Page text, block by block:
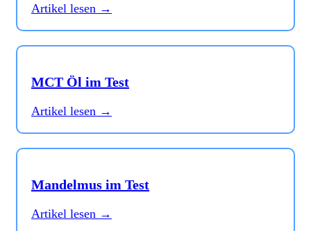
Artikel lesen →
MCT Öl im Test
Artikel lesen →
Mandelmus im Test
Artikel lesen →